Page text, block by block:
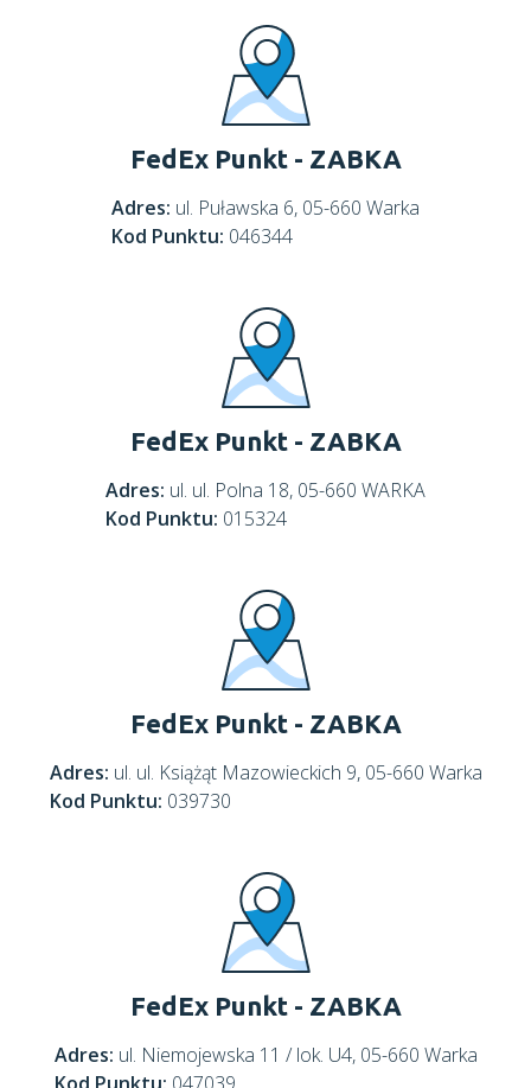
FedEx Punkt - ZABKA
Adres: ul. Puławska 6, 05-660 Warka
Kod Punktu: 046344
FedEx Punkt - ZABKA
Adres: ul. ul. Polna 18, 05-660 WARKA
Kod Punktu: 015324
FedEx Punkt - ZABKA
Adres: ul. ul. Książąt Mazowieckich 9, 05-660 Warka
Kod Punktu: 039730
FedEx Punkt - ZABKA
Adres: ul. Niemojewska 11 / lok. U4, 05-660 Warka